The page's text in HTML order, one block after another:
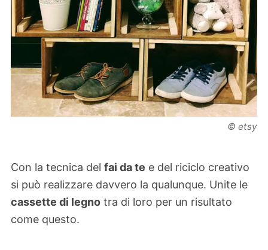
© etsy
Con la tecnica del fai da te e del riciclo creativo
si può realizzare davvero la qualunque. Unite le
cassette di legno tra di loro per un risultato
come questo.